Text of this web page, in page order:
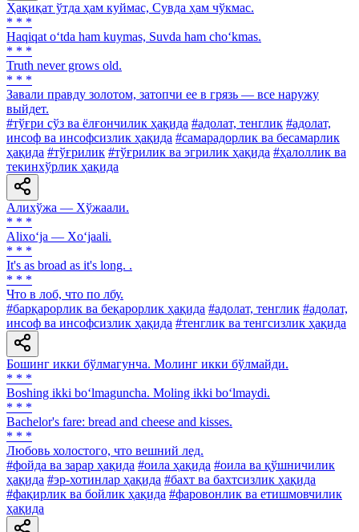
Ҳақиқат ўтда ҳам куймас, Сувда ҳам чўкмас.
* * *
Haqiqat o‘tda ham kuymas, Suvda ham cho‘kmas.
* * *
Truth never grows old.
* * *
Завали правду золотом, затопчи ее в грязь — все наружу
выйдет.
#тўғри сўз ва ёлғончилик ҳақида #адолат, тенглик #адолат,
инсоф ва инсофсизлик ҳақида #самарадорлик ва бесамарлик
ҳақида #тўғрилик #тўғрилик ва эгрилик ҳақида #ҳалоллик ва
текинхўрлик ҳақида
Алихўжа — Хўжаали.
* * *
Alixo‘ja — Xo‘jaali.
* * *
It's as broad as it's long. .
* * *
Что в лоб, что по лбу.
#барқарорлик ва беқарорлик ҳақида #адолат, тенглик #адолат,
инсоф ва инсофсизлик ҳақида #тенглик ва тенгсизлик ҳақида
Бошинг икки бўлмагунча. Молинг икки бўлмайди.
* * *
Boshing ikki bo‘lmaguncha. Moling ikki bo‘lmaydi.
* * *
Bachelor's fare: bread and cheese and kisses.
* * *
Любовь холостого, что вешний лед.
#фойда ва зарар ҳақида #оила ҳақида #оила ва қўшничилик
ҳақида #эр-хотинлар ҳақида #бахт ва бахтсизлик ҳақида
#фақирлик ва бойлик ҳақида #фаровонлик ва етишмовчилик
ҳақида